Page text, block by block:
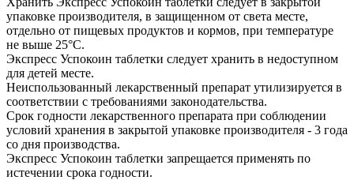
упаковке производителя, в защищенном от света месте,
отдельно от пищевых продуктов и кормов, при температуре
не выше 25°С.
Экспресс Успокоин таблетки следует хранить в недоступном
для детей месте.
Неиспользованный лекарственный препарат утилизируется в
соответствии с требованиями законодательства.
Срок годности лекарственного препарата при соблюдении
условий хранения в закрытой упаковке производителя - 3 года
со дня производства.
Экспресс Успокоин таблетки запрещается применять по
истечении срока годности.